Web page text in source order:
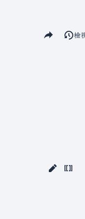
分享此頁面
視圖
閱
檢